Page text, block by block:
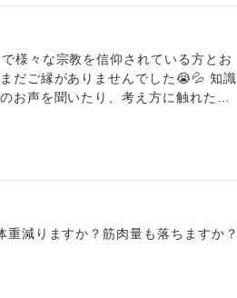
様々な宗教を信仰されている方とお
だご縁がありませんでした😭💦 ​知識
お声を聞いたり、考え方に触れたり
っております🙄💭 ​もし不躾でなけれ
できる機会を持てるか、ご教示いた
減りますか？筋肉量も落ちますか？